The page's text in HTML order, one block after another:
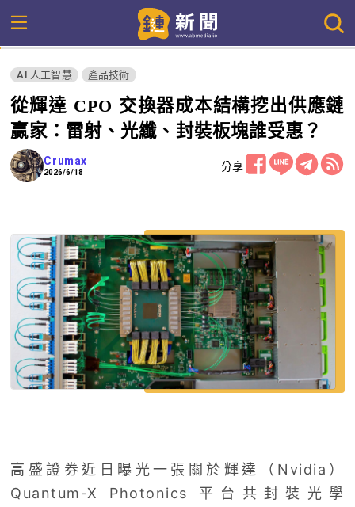
AI 人工智慧 產品技術
從輝達 CPO 交換器成本結構挖出供應鏈
贏家：雷射、光纖、封裝板塊誰受惠？
Crumax
2026/6/18 分享
高盛證券近日曝光一張關於輝達（Nvidia）
Quantum-X Photonics 平台共封裝光學